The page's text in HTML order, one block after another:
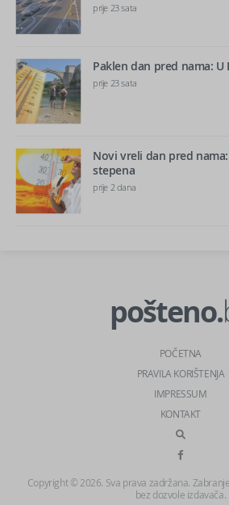
prije 23 sata
Paklen dan pred nama: U
prije 23 sata
Novi vreli dan pred
stepena
prije 2 dana
pošteno.
POČETNA
PRAVILA KORIŠTENJA
IMPRESSUM
KONTAKT
Copyright © 2026. Sva prava zadržana.
bez dozvole izdavača.